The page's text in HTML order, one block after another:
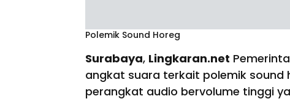
Polemik Sound Horeg
Surabaya, Lingkaran.net
angkat suara terkait polemik sound
perangkat audio bervolume tinggi